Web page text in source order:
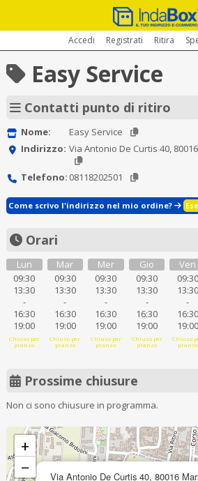
Accedi Registrati Ritira
Easy Service
Contatti punto di ritiro
Nome:
Easy Service
Indirizzo: Via Antonio De Curtis 40,
Telefono: 08118202501
Come scrivo l'indirizzo nel mio ordine?
Orari
Lun
09:30
13:30
-
16:30
19:00
Chiuso per
pranzo
Mar
09:30
13:30
-
16:30
19:00
Chiuso per
pranzo
Mer
09:30
13:30
-
16:30
19:00
Chiuso per
pranzo
Gio
09:30
13:30
-
16:30
19:00
Chiuso per
pranzo
Ven
09:30
13:30
-
16:30
19:00
Chiuso
pranzo
Prossime chiusure
Non ci sono chiusure in programma.
Via Antonio De Curtis 40, 80016
+
−